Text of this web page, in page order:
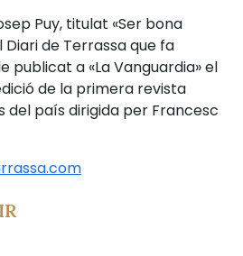
Puy, titulat «Ser bona
de Terrassa que fa
publicat a «La Vanguardia» el
de la primera revista
del país dirigida per Francesc